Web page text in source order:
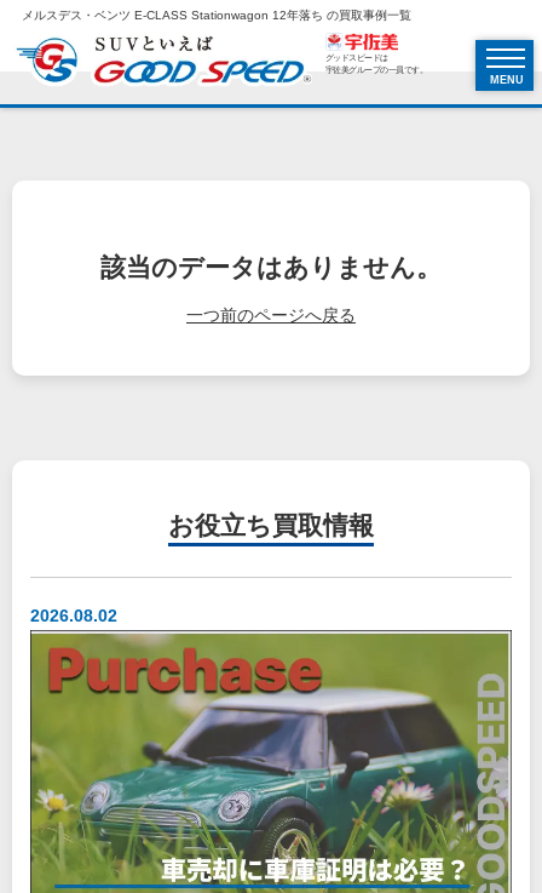
メルスデス・ベンツ E-CLASS Stationwagon 12年落ち の買取事例一覧
グッドスピードは
宇佐美グループの一員です。
MENU
該当のデータはありません。
一つ前のページへ戻る
お役立ち 買取情報
2026.08.02